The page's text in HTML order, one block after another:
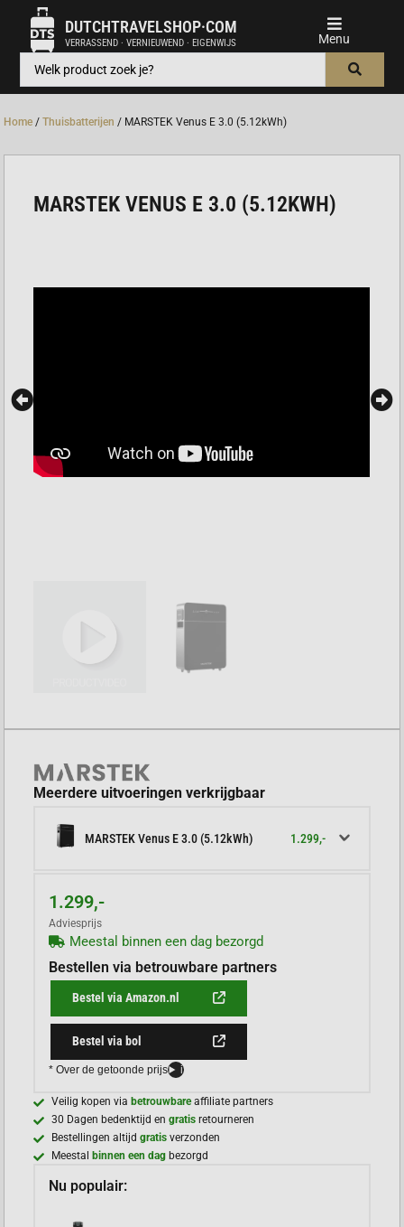
DUTCHTRAVELSHOP·COM
VERRASSEND · VERNIEUWEND · EIGENWIJS
Home /Thuisbatterijen / MARSTEK Venus E 3.0 (5.12kWh)
MARSTEK VENUS E 3.0 (5.12KWH)
Meerdere uitvoeringen verkrijgbaar
MARSTEK Venus E 3.0 (5.12kWh) 1.299,-
1.299,-
Adviesprijs
Meestal binnen een dag bezorgd
Bestellen via betrouwbare partners
Bestel via Amazon.nl
Bestel via bol
* Over de getoonde prijs i
Veilig kopen via betrouwbareaffiliate partners
30 Dagen bedenktijd engratis retourneren
Bestellingen altijdgratisverzonden
Meestal
binnen een dag bezorgd
Nu populair: